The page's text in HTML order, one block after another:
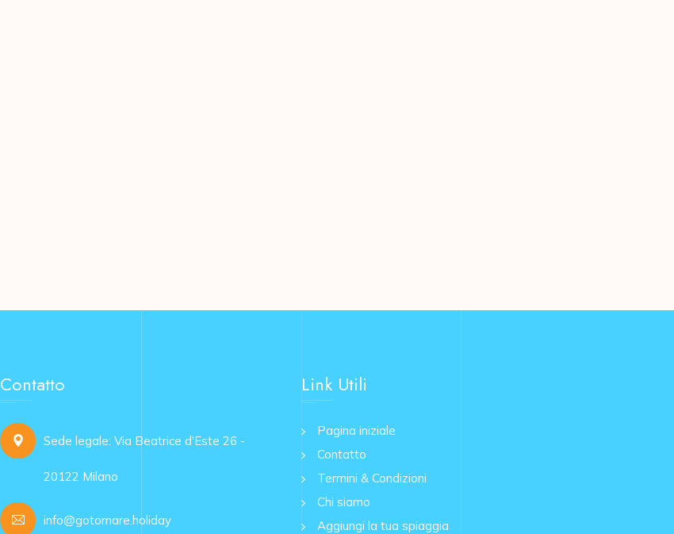
Contatto
Sede legale: Via Beatrice d'Este 26 -
20122 Milano
info@gotomare.holiday
Link Utili
Pagina iniziale
Contatto
Termini & Condizioni
Chi siamo
Aggiungi la tua spiaggia